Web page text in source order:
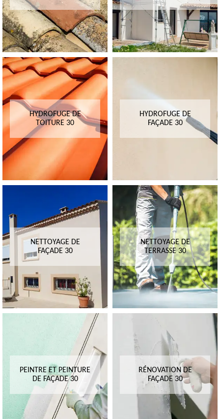
HYDROFUGE DE
TOITURE 30
HYDROFUGE DE
FAÇADE 30
NETTOYAGE DE
FAÇADE 30
NETTOYAGE DE
TERRASSE 30
PEINTRE ET PEINTURE
DE FAÇADE 30
RÉNOVATION DE
FAÇADE 30